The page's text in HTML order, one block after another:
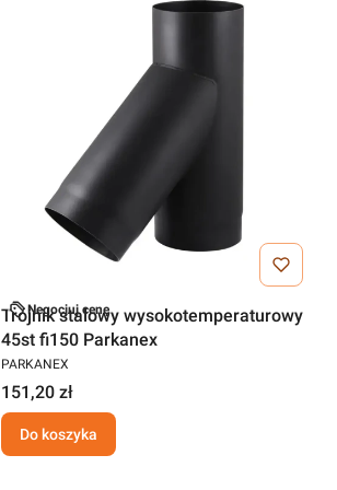
Negocjuj cenę
Trójnik stalowy wysokotemperaturowy
45st fi150 Parkanex
PARKANEX
151,20 zł
Do koszyka